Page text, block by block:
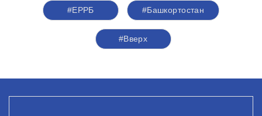
#ЕРРБ #Башкортостан
#Вверх